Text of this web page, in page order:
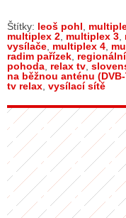
Štítky: leoš pohl
multiplex 2 multiplex 3
vysílače multiplex 4
radim pařízek
pohoda relax tv
na běžnou anténu
tv relax vysílací sítě